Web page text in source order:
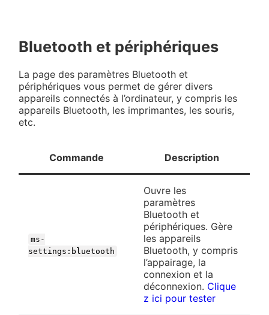
Bluetooth et périphériques
La page des paramètres Bluetooth et
périphériques vous permet de gérer divers
appareils connectés à l’ordinateur, y compris les
appareils Bluetooth, les imprimantes, les souris,
etc.
Commande Description
ms-
settings:bluetooth
Ouvre les
paramètres
Bluetooth et
périphériques. Gère
les appareils
Bluetooth, y compris
l’appairage, la
connexion et la
déconnexion. Clique
z ici pour tester